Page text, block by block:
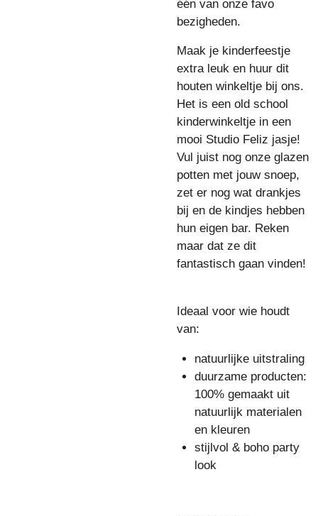
één van onze favo
bezigheden.
Maak je kinderfeestje
extra leuk en huur dit
houten winkeltje bij ons.
Het is een old school
kinderwinkeltje in een
mooi Studio Feliz jasje!
Vul juist nog onze glazen
potten met jouw snoep,
zet er nog wat drankjes
bij en de kindjes hebben
hun eigen bar. Reken
maar dat ze dit
fantastisch gaan vinden!
Ideaal voor wie houdt
van:
natuurlijke uitstraling
duurzame producten:
100% gemaakt uit
natuurlijk materialen
en kleuren
stijlvol & boho party
look